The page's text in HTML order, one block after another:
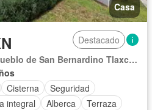
Casa
Destacado
La Vista Country Club, Pueblo de San Bernardino Tlaxcalancingo
Cisterna
Seguridad
integral Alberca
Terraza